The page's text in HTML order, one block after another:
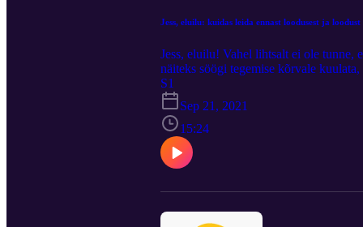
Jess, eluilu: kuidas leida ennast loodusest ja loodust
Jess, eluilu! Vahel lihtsalt ei ole tunne,
näiteks söögi tegemise kõrvale
miniepisoodid kutsuvad sind kaasa
mõtteid emarolliga kohanemisest,
tundja ja kirglik korilane Maret
S1
Sep 21, 2021
15:24